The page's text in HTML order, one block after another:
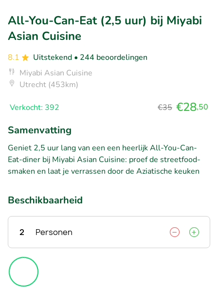
All-You-Can-Eat (2,5 uur) bij Miyabi
Asian Cuisine
8.1 Uitstekend • 244 beoordelingen
Miyabi Asian Cuisine
Utrecht (453km)
Verkocht: 392 €35 €28,50
Samenvatting
Geniet 2,5 uur lang van een een heerlijk All-You-Can-
Eat-diner bij Miyabi Asian Cuisine: proef de streetfood-
smaken en laat je verrassen door de Aziatische keuken
Beschikbaarheid
2 Personen